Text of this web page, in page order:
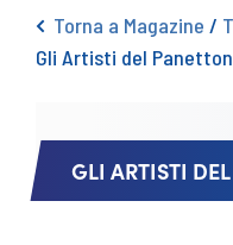
Torna a Magazine /
Gli Artisti del
GLI ARTISTI